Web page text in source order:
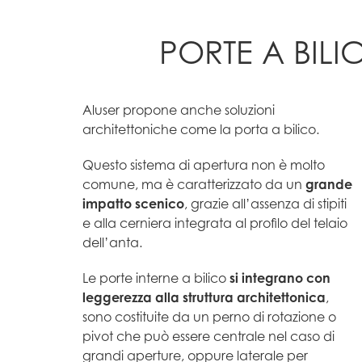
PORTE A
Aluser propone anche soluzioni
architettoniche come la porta a bilico.
Questo sistema di apertura non è molto
comune, ma è caratterizzato da un grande
impatto scenico, grazie all’assenza di stipiti
e alla cerniera integrata al profilo del telaio
dell’anta.
Le porte interne a bilico si integrano con
leggerezza alla struttura architettonica,
sono costituite da un perno di rotazione o
pivot che può essere centrale nel caso di
grandi aperture, oppure laterale per